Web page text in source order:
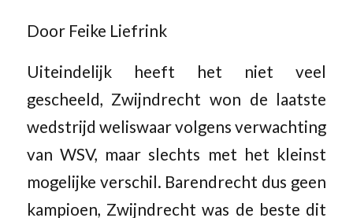
Door Feike Liefrink
Uiteindelijk heeft het niet veel
gescheeld, Zwijndrecht won de laatste
wedstrijd weliswaar volgens verwachting
van WSV, maar slechts met het kleinst
mogelijke verschil. Barendrecht dus geen
kampioen, Zwijndrecht was de beste dit